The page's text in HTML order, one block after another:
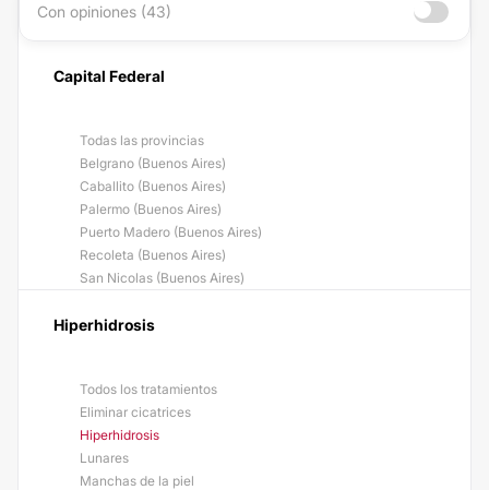
Con opiniones (43)
Capital Federal
Todas las provincias
Belgrano (Buenos Aires)
Caballito (Buenos Aires)
Palermo (Buenos Aires)
Puerto Madero (Buenos Aires)
Recoleta (Buenos Aires)
San Nicolas (Buenos Aires)
Hiperhidrosis
Todos los tratamientos
Eliminar cicatrices
Hiperhidrosis
Lunares
Manchas de la piel